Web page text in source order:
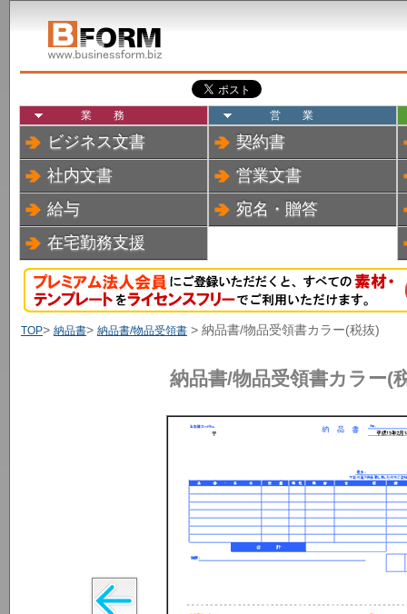
業務
ビジネス文書
社内文書
給与
在宅勤務支援
営業
契約書
営業文書
宛名・贈答
TOP> 納品書> 納品書/物品受領書 > 納品書/物品受領書カラー(税抜)
納品書/物品受領書カラー(